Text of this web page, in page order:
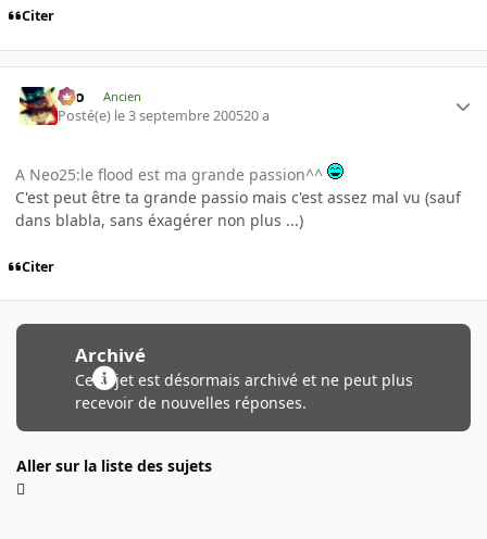
Citer
eYo Ancien
Posté(e) le 3 septembre 200520 a
A Neo25:le flood est ma grande passion^^
C'est peut être ta grande passio mais c'est assez mal vu (sauf
dans blabla, sans éxagérer non plus ...)
Citer
Archivé
Ce sujet est désormais archivé et ne peut plus
recevoir de nouvelles réponses.
Aller sur la liste des sujets